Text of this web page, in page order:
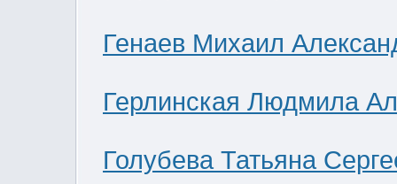
Генаев Михаил
Герлинская Людмила
Голубева Татьяна